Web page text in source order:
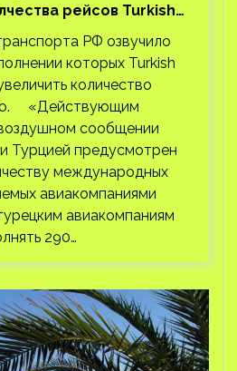
рейсов Turkish
РФ озвучило
которых Turkish
количество
«Действующим
сообщении
Турцией предусмотрен
международных
авиакомпаниями
авиакомпаниям
290…